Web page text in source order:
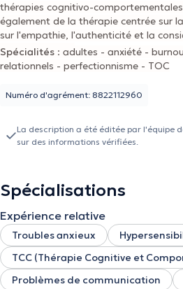
thérapies cognitivo-
également de la thérapie centrée sur
sur l'empathie, l'authenticité et la
inconditionnelle.
Spécialités : adultes - anxiété -
relationnels - perfectionnisme - TOC
Numéro d'agrément: 8822112960
La description a été éditée par l'équipe
sur des informations vérifiées.
Spécialisations
Expérience relative
Troubles anxieux
TCC (Thérapie Cognitive et
Problèmes de communication